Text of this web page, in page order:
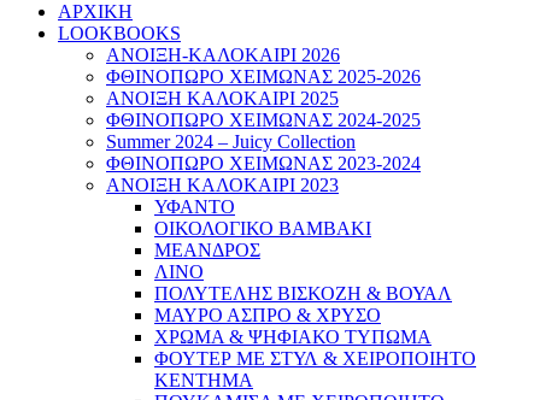
ΑΡΧΙΚΗ
LOOKBOOKS
ΑΝΟΙΞΗ-ΚΑΛΟΚΑΙΡΙ 2026
ΦΘΙΝΟΠΩΡΟ ΧΕΙΜΩΝΑΣ 2025-2026
ΑΝΟΙΞΗ ΚΑΛΟΚΑΙΡΙ 2025
ΦΘΙΝΟΠΩΡΟ ΧΕΙΜΩΝΑΣ 2024-2025
Summer 2024 – Juicy Collection
ΦΘΙΝΟΠΩΡΟ ΧΕΙΜΩΝΑΣ 2023-2024
ΑΝΟΙΞΗ ΚΑΛΟΚΑΙΡΙ 2023
ΥΦΑΝΤΟ
ΟΙΚΟΛΟΓΙΚΟ ΒΑΜΒΑΚΙ
ΜΕΑΝΔΡΟΣ
ΛΙΝΟ
ΠΟΛΥΤΕΛΗΣ ΒΙΣΚΟΖΗ & ΒΟΥΑΛ
ΜΑΥΡΟ ΑΣΠΡΟ & ΧΡΥΣΟ
ΧΡΩΜΑ & ΨΗΦΙΑΚΟ ΤΥΠΩΜΑ
ΦΟΥΤΕΡ ΜΕ ΣΤΥΛ & ΧΕΙΡΟΠΟΙΗΤΟ
ΚΕΝΤΗΜΑ